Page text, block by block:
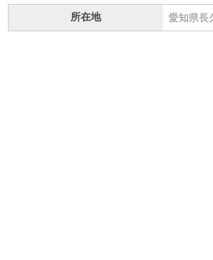
所在地 愛知県長